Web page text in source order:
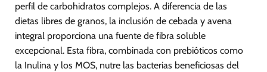
perfil de carbohidratos complejos. A diferencia de las
dietas libres de granos, la inclusión de cebada y avena
integral proporciona una fuente de fibra soluble
excepcional. Esta fibra, combinada con prebióticos como
la Inulina y los MOS, nutre las bacterias beneficiosas del